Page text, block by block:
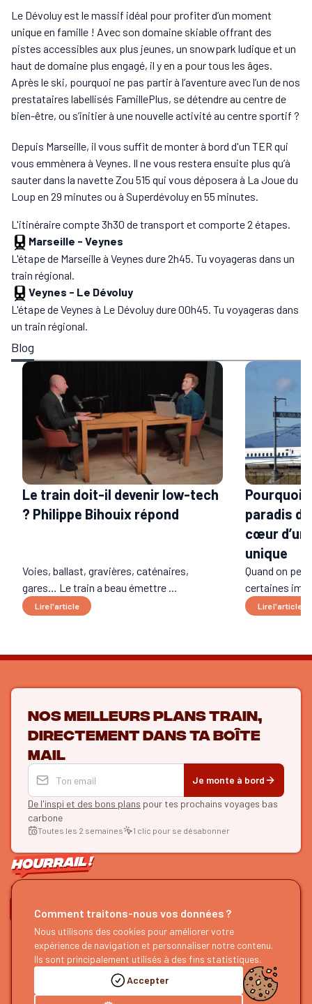
Le Dévoluy est le massif idéal pour profiter d’un moment
unique en famille ! Avec son domaine skiable offrant des
pistes accessibles aux plus jeunes, un snowpark ludique et un
haut de domaine plus engagé, il y en a pour tous les âges.
Après le ski, pourquoi ne pas partir à l’aventure avec l’un de nos
prestataires labellisés FamillePlus, se détendre au centre de
bien-être, ou s’initier à une nouvelle activité au centre sportif ?
Depuis Marseille, il vous suffit de monter à bord d'un TER qui
vous emmènera à Veynes. Il ne vous restera ensuite plus qu’à
sauter dans la navette Zou 515 qui vous déposera à La Joue du
Loup en 29 minutes ou à Superdévoluy en 55 minutes.
L'itinéraire compte 3h30 de transport et comporte 2 étapes.
Marseille - Veynes
L'étape de Marseille à Veynes dure 2h45. Tu voyageras dans un
train régional.
Veynes - Le Dévoluy
L'étape de Veynes à Le Dévoluy dure 00h45. Tu voyageras dans
un train régional.
Blog
Le train doit-il devenir low-tech
? Philippe Bihouix répond
Voies, ballast, gravières, caténaires,
gares… Le train a beau émettre ...
Lire l'article
Pourquoi
paradis
cœur
unique
Quand on
certaines
Lire l'article
Nos meilleurs plans train,
directement dans ta boîte
mail
Je monte à bord
De l'inspi et des bons plans pour tes prochains voyages bas
carbone
Toutes les 2 semaines 1 clic pour se désabonner
ON SE SUIT ?
HOURRAIL !
À propos
Devenir partenaire
Nous faire un retour
EXPLORER
Recherche d'itinéraires
Nos guides
Notre blog
Notre podcast
Accepter
Comment traitons-nous vos données ?
Nous utilisons des cookies pour améliorer votre
expérience de navigation et personnaliser notre contenu.
Ils sont principalement utilisés à des fins statistiques.